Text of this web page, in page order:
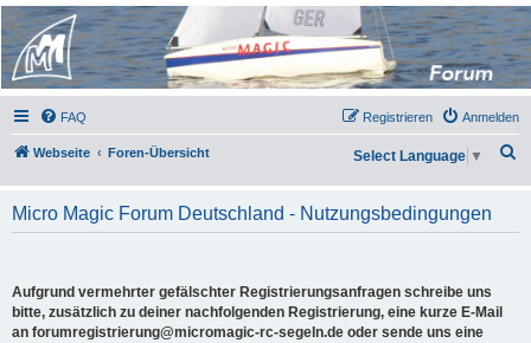
Micro Magic Forum
Deutschland
FAQ Anmelden
Registrieren
Webseite Foren-Übersicht
h
Select Language ▼
Micro Magic Forum Deutschland - Nutzungsbedingungen
Aufgrund vermehrter gefälschter Registrierungsanfragen schreibe uns
bitte, zusätzlich zu deiner nachfolgenden Registrierung, eine kurze E-Mail
an forumregistrierung@micromagic-rc-segeln.de oder sende uns eine